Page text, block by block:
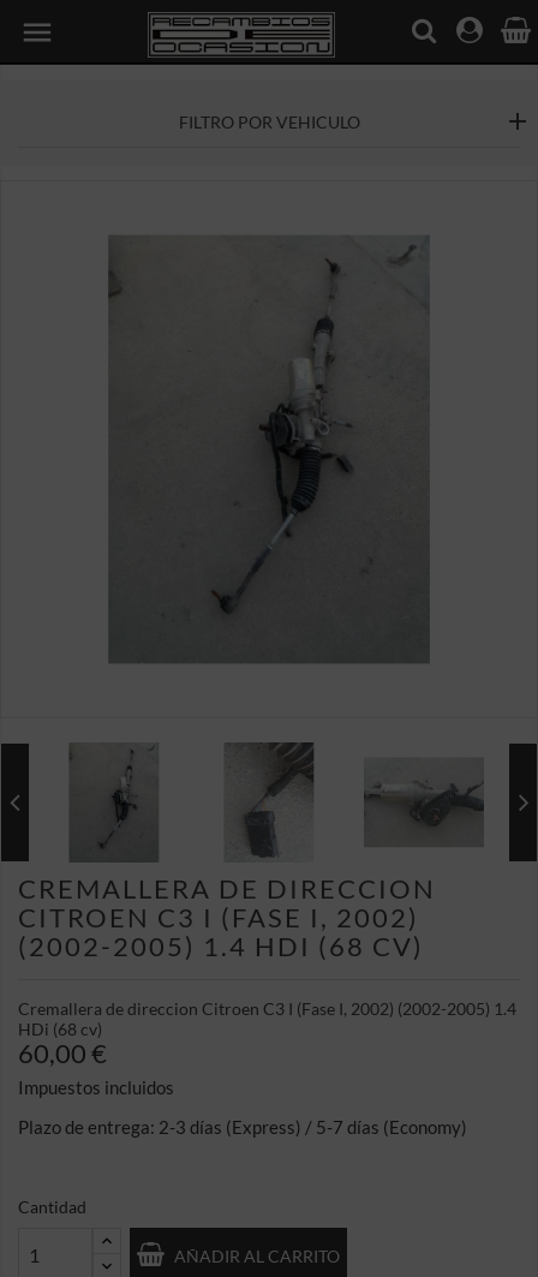

FILTRO POR VEHICULO
CREMALLERA DE DIRECCION
CITROEN C3 I (FASE I, 2002)
(2002-2005) 1.4 HDI (68 CV)
Cremallera de direccion Citroen C3 I (Fase I, 2002) (2002-2005) 1.4
HDi (68 cv)
60,00 €
Impuestos incluidos
Plazo de entrega: 2-3 días (Express) / 5-7 días (Economy)
Cantidad
AÑADIR AL CARRITO